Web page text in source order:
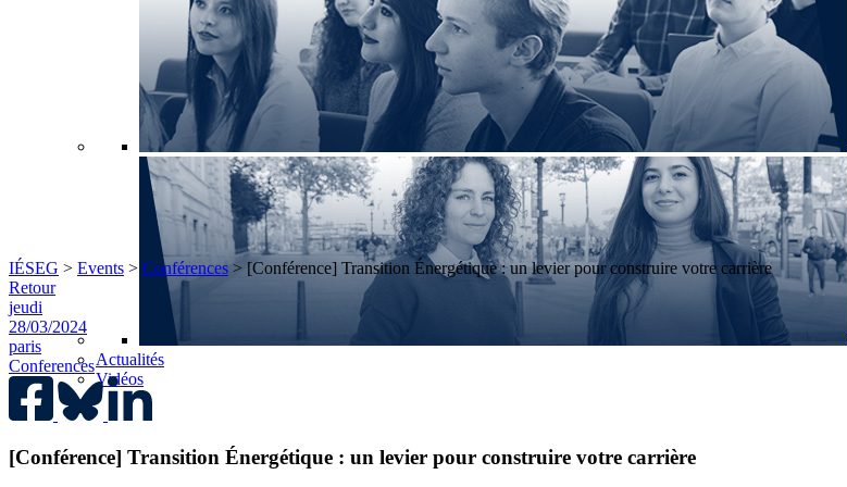
Actualités
Vidéos
IÉSEG > Events > Conférences> [Conférence] Transition Énergétique : un levier pour construire votre carrière
Retour
jeudi
28/03/2024
paris
Conferences
[Conférence] Transition Énergétique : un levier pour construire votre carrière